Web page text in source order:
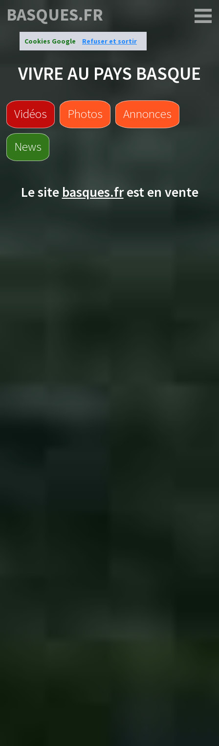
Cookies Google Refuser et sortir
BASQUES.FR
VIVRE AU PAYS BASQUE
Vidéos Photos Annonces
News
Le site basques.frest en vente